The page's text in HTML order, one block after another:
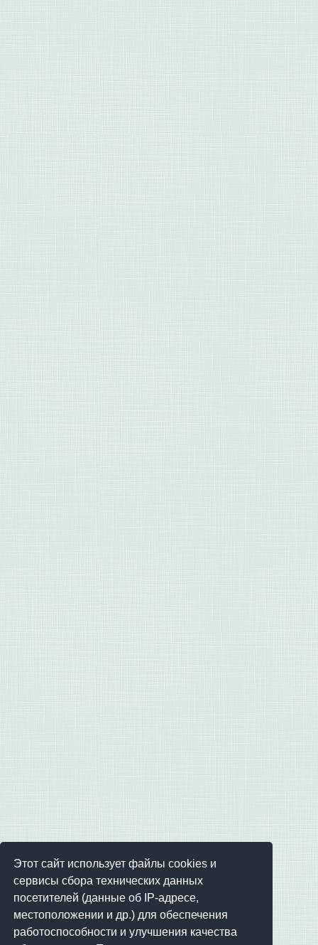
Этот сайт использует файлы cookies и
сервисы сбора технических данных
посетителей (данные об IP-адресе,
местоположении и др.) для обеспечения
работоспособности и улучшения качества